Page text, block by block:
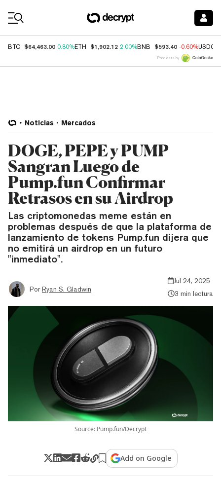
BTC $64,463.00 0.80%ETH $1,902.12 2.00%BNB $593.40 -0.60%USDC
Price data by
Noticias Mercados
DOGE, PEPE y PUMP
Sangran Luego de
Pump.fun Confirmar
Retrasos en su Airdrop
Las criptomonedas meme están en
problemas después de que la plataforma de
lanzamiento de tokens Pump.fun dijera que
no emitirá un airdrop en un futuro
"inmediato".
Por Ryan S. Gladwin
Jul 24, 2025
3 min lectura
Source: Pump.fun/Decrypt
Add on Google